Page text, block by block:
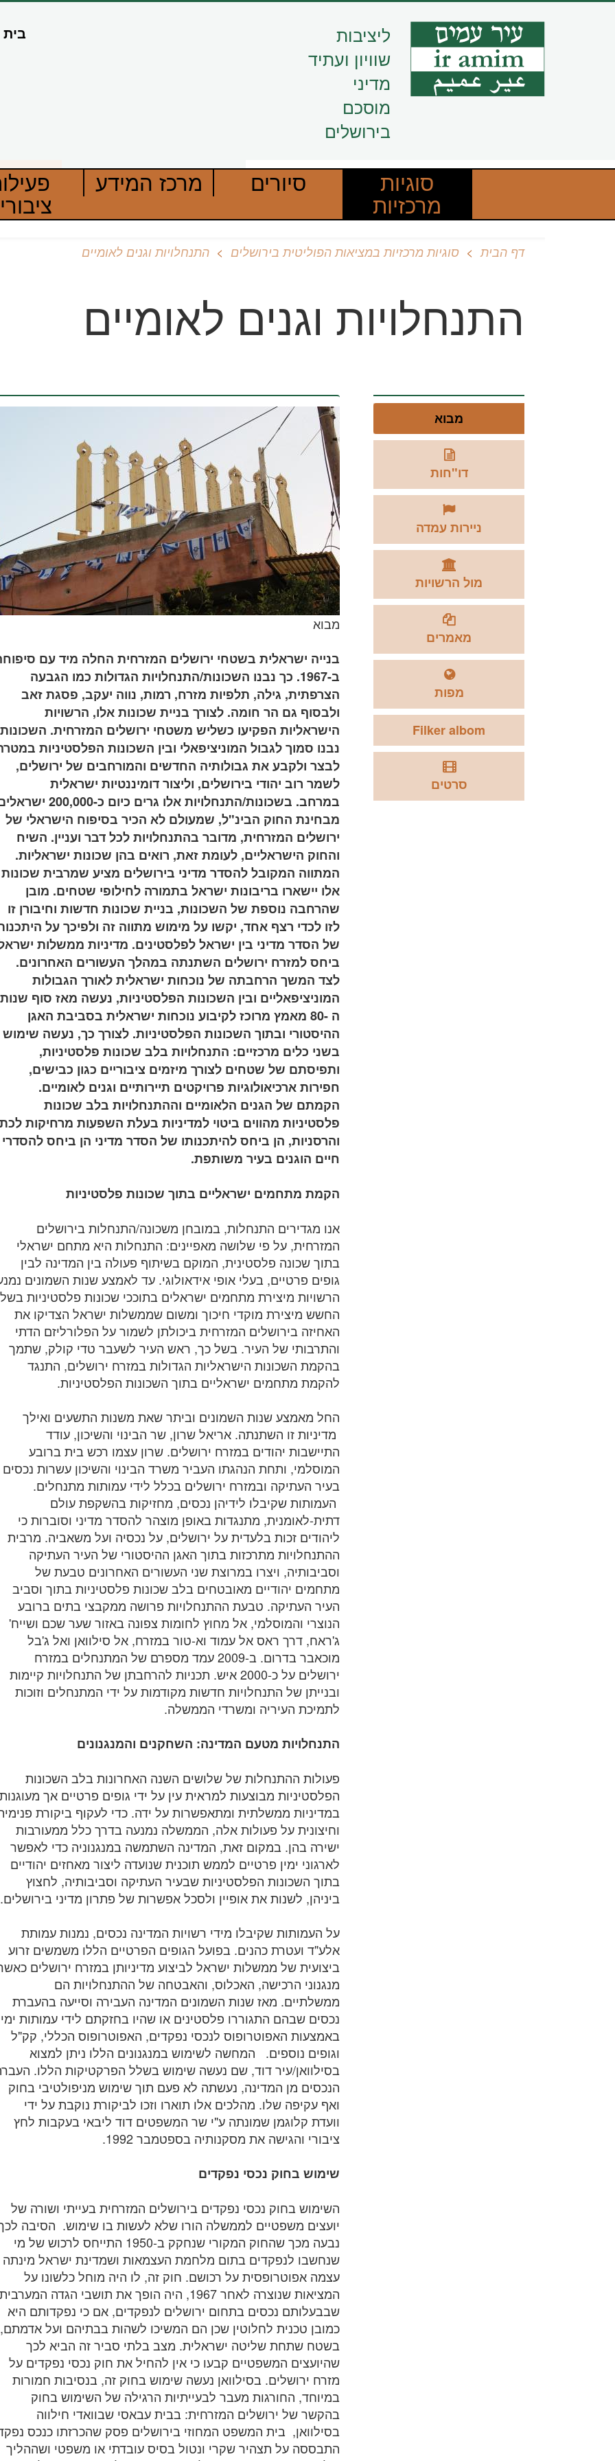
ליציבות
שוויון ועתיד
מדיני
מוסכם
בירושלים
בית
סוגיות
מרכזיות
סיורים מרכז המידע
דף הבית סוגיות מרכזיות במציאות הפוליטית בירושלים התנחלויות וגנים לאומיים
התנחלויות וגנים לאומיים
טאבים
מבוא
(לשונית
פעילה)
דו"חות
ניירות עמדה
מול הרשויות
מאמרים
מפות
Filker albom
סרטים
מבוא
בנייה ישראלית בשטחי ירושלים המזרחית החלה מיד עם
ב-1967. כך נבנו השכונות/התנחלויות הגדולות כמו הגבעה
הצרפתית, גילה, תלפיות מזרח, רמות, נווה יעקב, פסגת זאב
ולבסוף גם הר חומה. לצורך בניית שכונות אלו, הרשויות
הישראליות הפקיעו כשליש משטחי ירושלים המזרחית. השכונות
נבנו סמוך לגבול המוניציפאלי ובין השכונות הפלסטיניות
לבצר ולקבע את גבולותיה החדשים והמורחבים של ירושלים,
לשמר רוב יהודי בירושלים, וליצור דומיננטיות ישראלית
במרחב. בשכונות/התנחלויות אלו גרים כיום כ-
מבחינת החוק הבינ"ל, שמעולם לא הכיר בסיפוח הישראלי של
ירושלים המזרחית, מדובר בהתנחלויות לכל דבר ועניין. השיח
והחוק הישראליים, לעומת זאת, רואים בהן שכונות ישראליות.
המתווה המקובל להסדר מדיני בירושלים מציע שמרבית שכונות
אלו יישארו בריבונות ישראל בתמורה לחילופי שטחים. מובן
שהרחבה נוספת של השכונות, בניית שכונות חדשות וחיבורן זו
לזו לכדי רצף אחד, יקשו על מימוש מתווה זה ולפיכך על
של הסדר מדיני בין ישראל לפלסטינים. מדיניות ממשלות
ביחס למזרח ירושלים השתנתה במהלך העשורים האחרונים.
לצד המשך הרחבתה של נוכחות ישראלית לאורך הגבולות
המוניציפאליים ובין השכונות הפלסטיניות, נעשה מאז סוף שנות
ה -80 מאמץ מרוכז לקיבוע נוכחות ישראלית בסביבת האגן
ההיסטורי ובתוך השכונות הפלסטיניות. לצורך כך, נעשה שימוש
בשני כלים מרכזיים: התנחלויות בלב שכונות פלסטיניות,
ותפיסתם של שטחים לצורך מיזמים ציבוריים כגון כבישים,
חפירות ארכיאולוגיות פרויקטים תיירותיים וגנים לאומיים.
הקמתם של הגנים הלאומיים וההתנחלויות בלב שכונות
פלסטיניות מהווים ביטוי למדיניות בעלת השפעות מרחיקות לכת
והרסניות, הן ביחס להיתכנותו של הסדר מדיני הן ביחס להסדרי
חיים הוגנים בעיר משותפת.
הקמת מתחמים ישראליים בתוך שכונות פלסטיניות
אנו מגדירים התנחלות, במובחן משכונה/התנחלות בירושלים
המזרחית, על פי שלושה מאפיינים: התנחלות היא מתחם ישראלי
בתוך שכונה פלסטינית, המוקם בשיתוף פעולה בין המדינה לבין
גופים פרטיים, בעלי אופי אידאולוגי. עד לאמצע שנות השמונים
הרשויות מיצירת מתחמים ישראלים בתוככי שכונות פלסטיניות בשל
החשש מיצירת מוקדי חיכוך ומשום שממשלות ישראל הצדיקו את
האחיזה בירושלים המזרחית ביכולתן לשמור על הפלורליזם הדתי
והתרבותי של העיר. בשל כך, ראש העיר לשעבר טדי קולק, שתמך
בהקמת השכונות הישראליות הגדולות במזרח ירושלים, התנגד
להקמת מתחמים ישראליים בתוך השכונות הפלסטיניות.
החל מאמצע שנות השמונים וביתר שאת משנות התשעים ואילך
מדיניות זו השתנתה. אריאל שרון, שר הבינוי והשיכון, עודד
התיישבות יהודים במזרח ירושלים. שרון עצמו רכש בית ברובע
המוסלמי, ותחת הנהגתו העביר משרד הבינוי והשיכון עשרות נכסים
בעיר העתיקה ובמזרח ירושלים בכלל לידי עמותות מתנחלים.
העמותות שקיבלו לידיהן נכסים, מחזיקות בהשקפת עולם
דתית-לאומנית, מתנגדות באופן מוצהר להסדר מדיני וסוברות כי
ליהודים זכות בלעדית על ירושלים, על נכסיה ועל משאביה. מרבית
ההתנחלויות מתרכזות בתוך האגן ההיסטורי של העיר העתיקה
וסביבותיה, ויצרו במרוצת שני העשורים האחרונים טבעת של
מתחמים יהודיים מאובטחים בלב שכונות פלסטיניות בתוך וסביב
העיר העתיקה. טבעת ההתנחלויות פרושה ממקבצי בתים ברובע
הנוצרי והמוסלמי, אל מחוץ לחומות צפונה באזור שער שכם ושייח'
ג'ראח, דרך ראס אל עמוד וא-טור במזרח, אל סילוואן ואל ג'בל
מוכאבר בדרום. ב-2009 עמד מספרם של המתנחלים במזרח
ירושלים על כ-2000 איש. תכניות להרחבתן של התנחלויות קיימות
ובנייתן של התנחלויות חדשות מקודמות על ידי המתנחלים וזוכות
לתמיכת העיריה ומשרדי הממשלה.
התנחלויות מטעם המדינה: השחקנים והמנגנונים
פעולות ההתנחלות של שלושים השנה האחרונות בלב השכונות
הפלסטיניות מבוצעות למראית עין על ידי גופים פרטיים אך מעוגנות
במדיניות ממשלתית ומתאפשרות על ידה. כדי לעקוף ביקורת
וחיצונית על פעולות אלה, הממשלה נמנעה בדרך כלל ממעורבות
ישירה בהן. במקום זאת, המדינה השתמשה במנגנוניה כדי לאפשר
לארגוני ימין פרטיים לממש תוכנית שנועדה ליצור מאחזים יהודיים
בתוך השכונות הפלסטיניות שבעיר העתיקה וסביבותיה, לחצוץ
ביניהן, לשנות את אופיין ולסכל אפשרות של פתרון מדיני בירושלים.
על העמותות שקיבלו מידי רשויות המדינה נכסים, נמנות עמותת
אלע"ד ועטרת כהנים. בפועל הגופים הפרטיים הללו משמשים זרוע
ביצועית של ממשלות ישראל לביצוע מדיניותן במזרח ירושלים
מנגנוני הרכישה, האכלוס, והאבטחה של ההתנחלויות הם
ממשלתיים. מאז שנות השמונים המדינה העבירה וסייעה בהעברת
נכסים שבהם התגוררו פלסטינים או שהיו בחזקתם לידי עמותות
באמצעות האפוטרופוס לנכסי נפקדים, האפוטרופוס הכללי, קק"ל
וגופים נוספים. המחשה לשימוש במנגנונים הללו ניתן למצוא
בסילוואן/עיר דוד, שם נעשה שימוש בשלל הפרקטיקות הללו.
הנכסים מן המדינה, נעשתה לא פעם תוך שימוש מניפולטיבי בחוק
ואף עקיפה שלו. מהלכים אלו תוארו וזכו לביקורת נוקבת על ידי
וועדת קלוגמן שמונתה ע"י שר המשפטים דוד ליבאי בעקבות לחץ
ציבורי והגישה את מסקנותיה בספטמבר 1992.
שימוש בחוק נכסי נפקדים
השימוש בחוק נכסי נפקדים בירושלים המזרחית בעייתי ושורה של
יועצים משפטיים לממשלה הורו שלא לעשות בו שימוש. הסיבה
נבעה מכך שהחוק המקורי שנחקק ב-1950 התייחס לרכוש של מי
שנחשבו לנפקדים בתום מלחמת העצמאות ושמדינת ישראל מינתה
עצמה אפוטרופסית על רכושם. חוק זה, לו היה מוחל כלשונו על
המציאות שנוצרה לאחר 1967, היה הופך את תושבי הגדה המערבית
שבבעלותם נכסים בתחום ירושלים לנפקדים, אם כי נפקדותם היא
כמובן טכנית לחלוטין שכן הם המשיכו לשהות בבתיהם ועל אדמתם,
בשטח שתחת שליטה ישראלית. מצב בלתי סביר זה הביא לכך
שהיועצים המשפטיים קבעו כי אין להחיל את חוק נכסי נפקדים על
מזרח ירושלים. בסילוואן נעשה שימוש בחוק זה, בנסיבות חמורות
במיוחד, החורגות מעבר לבעייתיות הרגילה של השימוש בחוק
בהקשר של ירושלים המזרחית: בבית עבאסי שבוואדי חילווה
בסילוואן, בית המשפט המחוזי בירושלים פסק שהכרזתו כנכס
התבססה על תצהיר שקרי ונטול בסיס עובדתי או משפטי ושההליך